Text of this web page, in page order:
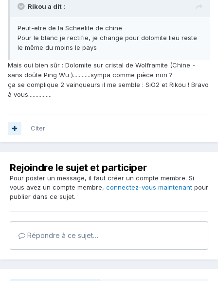
Rikou a dit :
Peut-etre de la Scheelite de chine
Pour le blanc je rectifie, je change pour dolomite lieu reste
le même du moins le pays
Mais oui bien sûr : Dolomite sur cristal de Wolframite (Chine -
sans doûte Ping Wu )............sympa comme pièce non ?
ça se complique 2 vainqueurs il me semble : SiO2 et Rikou ! Bravo
à vous................
Citer
Rejoindre le sujet et participer
Pour poster un message, il faut créer un compte membre. Si
vous avez un compte membre, connectez-vous maintenant pour
publier dans ce sujet.
Répondre à ce sujet…